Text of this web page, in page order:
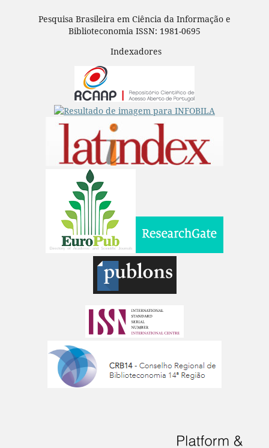
Pesquisa Brasileira em Ciência da Informação e
Biblioteconomia ISSN: 1981-0695
Indexadores